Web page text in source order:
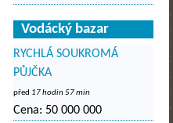
Vodácký bazar
RYCHLÁ SOUKROMÁ
PŮJČKA
před 17 hodin 57 min
Cena: 50 000 000